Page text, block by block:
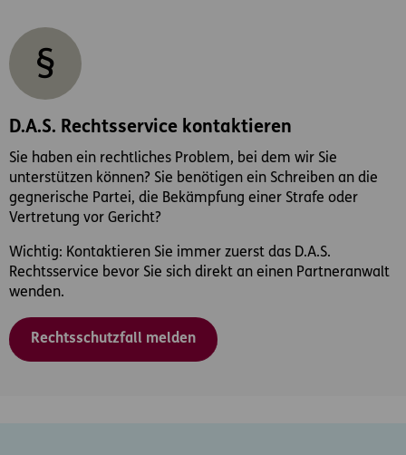
D.A.S. Rechtsservice kontaktieren
Sie haben ein rechtliches Problem, bei dem wir Sie
unterstützen können? Sie benötigen ein Schreiben an die
gegnerische Partei, die Bekämpfung einer Strafe oder
Vertretung vor Gericht?
Wichtig: Kontaktieren Sie immer zuerst das D.A.S.
Rechtsservice bevor Sie sich direkt an einen Partneranwalt
wenden.
Rechtsschutzfall melden